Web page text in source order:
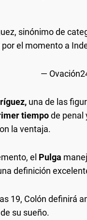
sinónimo de
por el momento a
—
una de las
tiempode penal
la ventaja.
el Pulga
definición
19, Colón definirá
su sueño.